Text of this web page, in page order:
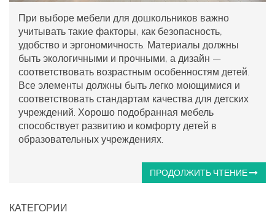
При выборе мебели для дошкольников важно
учитывать такие факторы, как безопасность,
удобство и эргономичность. Материалы должны
быть экологичными и прочными, а дизайн —
соответствовать возрастным особенностям детей.
Все элементы должны быть легко моющимися и
соответствовать стандартам качества для детских
учреждений. Хорошо подобранная мебель
способствует развитию и комфорту детей в
образовательных учреждениях.
ПРОДОЛЖИТЬ ЧТЕНИЕ
КАТЕГОРИИ